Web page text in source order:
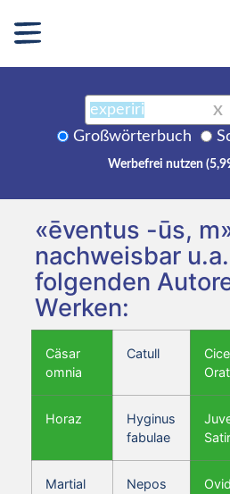
X
Großwörterbuch
Werbefrei nutzen
«ēventus -ūs,
nachweisbar
folgenden
Werken:
Cäsar
omnia
Catull
Horaz
Hyginus
fabulae
Martial Nepos
Ovid